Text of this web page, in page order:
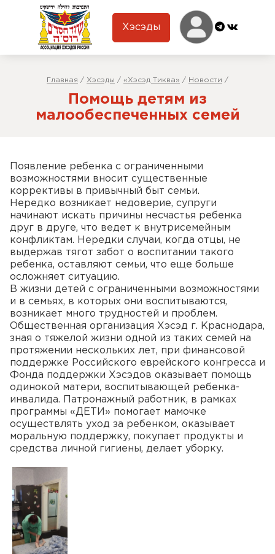
Хэсэды
Главная / Хэсэды / «Хэсэд Тиква» / Новости /
Помощь детям из
малообеспеченных семей
Появление ребенка с ограниченными
возможностями вносит существенные
коррективы в привычный быт семьи.
Нередко возникает недоверие, супруги
начинают искать причины несчастья ребенка
друг в друге, что ведет к внутрисемейным
конфликтам. Нередки случаи, когда отцы, не
выдержав тягот забот о воспитании такого
ребенка, оставляют семьи, что еще больше
осложняет ситуацию.
В жизни детей с ограниченными возможностями
и в семьях, в которых они воспитываются,
возникает много трудностей и проблем.
Общественная организация Хэсэд г. Краснодара,
зная о тяжелой жизни одной из таких семей на
протяжении нескольких лет, при финансовой
поддержке Российского еврейского конгресса и
Фонда поддержки Хэсэдов оказывает помощь
одинокой матери, воспитывающей ребенка-
инвалида. Патронажный работник, в рамках
программы «ДЕТИ» помогает мамочке
осуществлять уход за ребенком, оказывает
моральную поддержку, покупает продукты и
средства личной гигиены, делает уборку.